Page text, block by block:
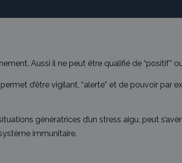
Aussi il ne peut être qualifié de “positif”
d’être vigilant, “alerte” et de pouvoir par
génératrices d’un stress aigu, peut
immunitaire.